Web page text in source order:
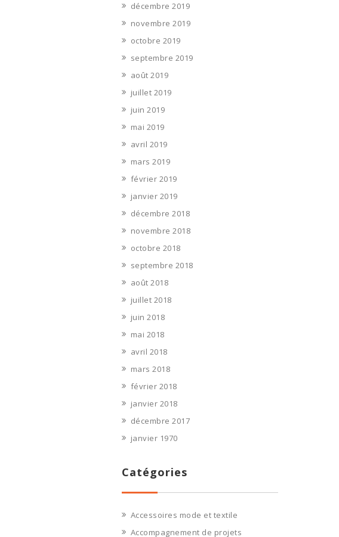
décembre 2019
novembre 2019
octobre 2019
septembre 2019
août 2019
juillet 2019
juin 2019
mai 2019
avril 2019
mars 2019
février 2019
janvier 2019
décembre 2018
novembre 2018
octobre 2018
septembre 2018
août 2018
juillet 2018
juin 2018
mai 2018
avril 2018
mars 2018
février 2018
janvier 2018
décembre 2017
janvier 1970
Catégories
Accessoires mode et textile
Accompagnement de projets